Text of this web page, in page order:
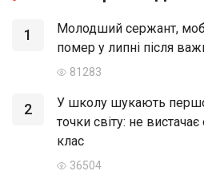
1
Молодший сержант,
помер у липні після
81283
2
У школу шукають
точки світу: не
клас
36504